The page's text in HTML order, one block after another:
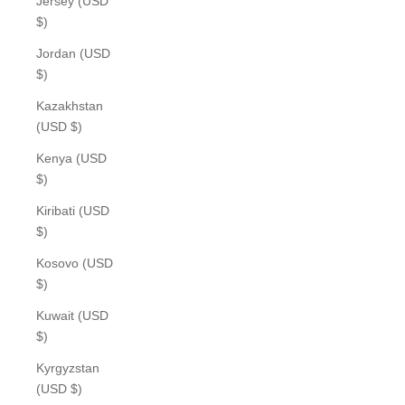
$)
Jordan (USD
$)
Kazakhstan
(USD $)
Kenya (USD
$)
Kiribati (USD
$)
Kosovo (USD
$)
Kuwait (USD
$)
Kyrgyzstan
(USD $)